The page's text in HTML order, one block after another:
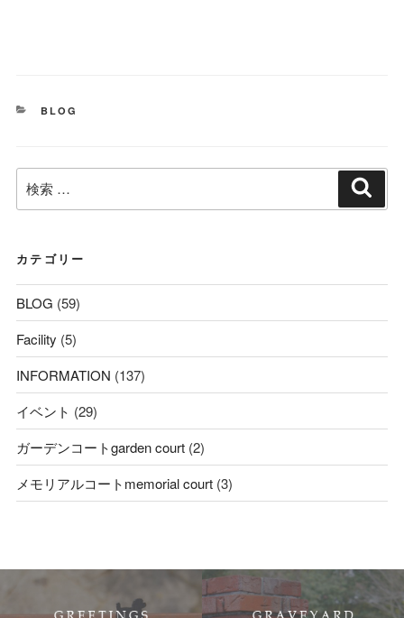
カ
BLOG
検
索:
カテゴリー
BLOG (59)
Facility (5)
INFORMATION (137)
イベント (29)
ガーデンコートgarden court(2)
メモリアルコートmemorial court(3)